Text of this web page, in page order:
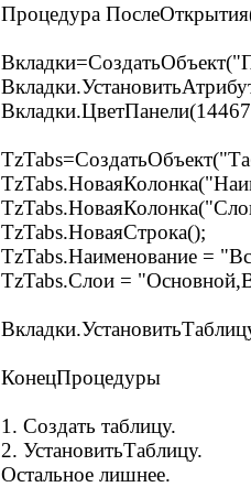
Процедура
TzTabs.НоваяСтрока();
TzTabs.Наименование =
TzTabs.Слои =
КонецПроцедуры
1. Создать таблицу.
2. УстановитьТаблицу.
Остальное лишнее.